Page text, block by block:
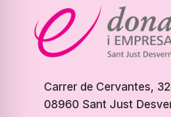
Carrer de Cervantes,
08960 Sant Just